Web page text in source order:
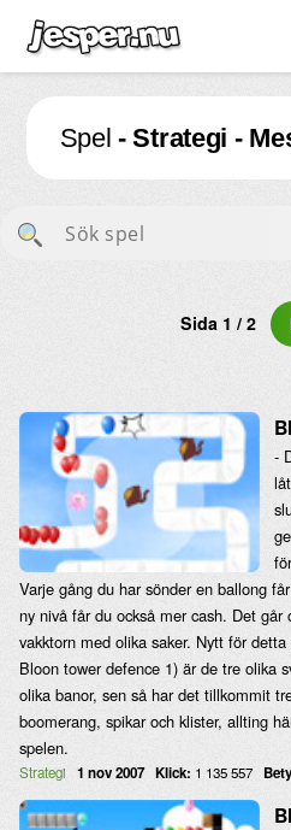
Spel ↓
Bilder ↓
Forum ↓
Länkar
Spel - Strategi -
Sida 1 / 2
-
Varje gång du har sönder en ballong
ny nivå får du också mer cash. Det går
vakktorn med olika saker. Nytt för
Bloon tower defence 1) är de tre olika
olika banor, sen så har det tillkommit
boomerang, spikar och klister, allting
spelen.
Strategi 1 nov 2007 Klick: 1 135 557